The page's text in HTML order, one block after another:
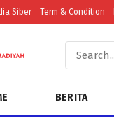
Siber Term & Condition
BERITA